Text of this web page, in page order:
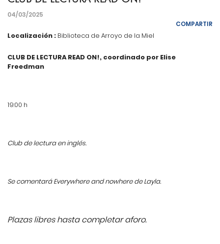
04/03/2025
COMPARTIR
Localización : Biblioteca de Arroyo de la Miel
CLUB DE LECTURA READ ON!, coordinado por Elise
Freedman
19:00 h
Club de lectura en inglés.
Se comentará Everywhere and nowhere de Layla.
Plazas libres hasta completar aforo.